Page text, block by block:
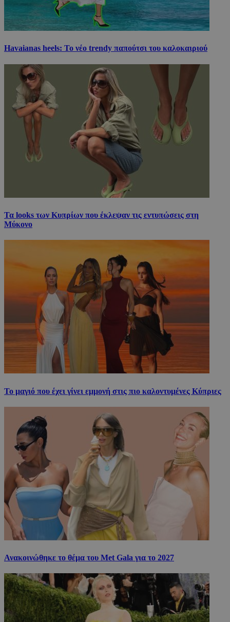
Havaianas heels: Το νέο trendy παπούτσι του καλοκαιριού
Τα looks των Κυπρίων που έκλεψαν τις εντυπώσεις στη
Μύκονο
Το μαγιό που έχει γίνει εμμονή στις πιο καλοντυμένες Κύπριες
Ανακοινώθηκε το θέμα του Met Gala για το 2027